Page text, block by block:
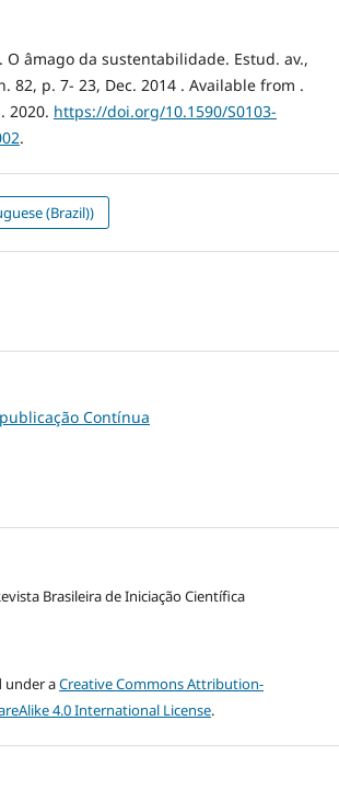
O âmago da sustentabilidade. Estud. av.,
82, p. 7- 23, Dec. 2014 . Available from .
2020. https://doi.org/10.1590/S0103-
.
(Brazil))
Contínua
Brasileira de Iniciação Científica
under aCreative Commons Attribution-
4.0 International License.